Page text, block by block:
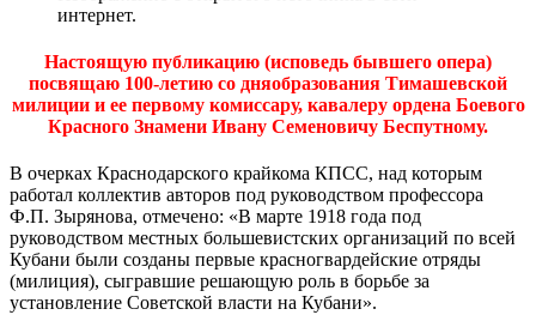
интернет.
Настоящую публикацию (исповедь бывшего опера)
посвящаю 100-летию со дняобразования Тимашевской
милиции и ее первому комиссару, кавалеру ордена Боевого
Красного Знамени Ивану Семеновичу Беспутному.
В очерках Краснодарского крайкома КПСС, над которым
работал коллектив авторов под руководством профессора
Ф.П. Зырянова, отмечено: «В марте 1918 года под
руководством местных большевистских организаций по всей
Кубани были созданы первые красногвардейские отряды
(милиция), сыгравшие решающую роль в борьбе за
установление Советской власти на Кубани».